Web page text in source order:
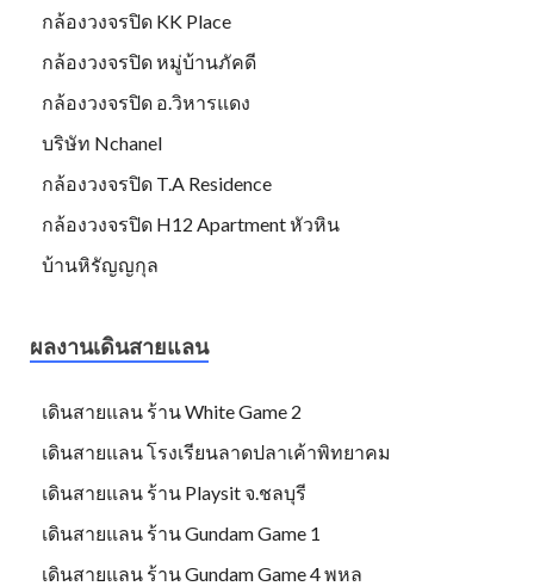
กล้องวงจรปิด KK Place
กล้องวงจรปิด หมู่บ้านภัคดี
กล้องวงจรปิด อ.วิหารแดง
บริษัท Nchanel
กล้องวงจรปิด T.A Residence
กล้องวงจรปิด H12 Apartment หัวหิน
บ้านหิรัญญกุล
ผลงานเดินสายแลน
เดินสายแลน ร้าน White Game 2
เดินสายแลน โรงเรียนลาดปลาเค้าพิทยาคม
เดินสายแลน ร้าน Playsit จ.ชลบุรี
เดินสายแลน ร้าน Gundam Game 1
เดินสายแลน ร้าน Gundam Game 4 พหล